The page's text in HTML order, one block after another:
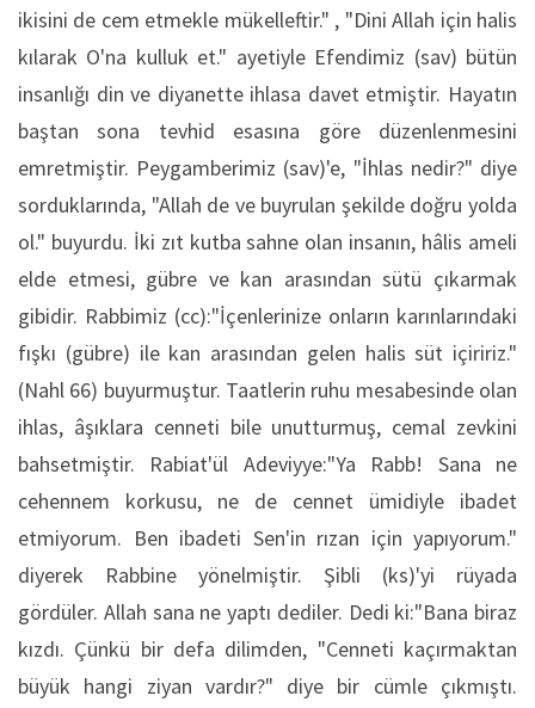
ikisini de cem etmekle mükelleftir." , "Dini Allah için halis
kılarak O'na kulluk et." ayetiyle Efendimiz (sav) bütün
insanlığı din ve diyanette ihlasa davet etmiştir. Hayatın
baştan sona tevhid esasına göre düzenlenmesini
emretmiştir. Peygamberimiz (sav)'e, "İhlas nedir?" diye
sorduklarında, "Allah de ve buyrulan şekilde doğru yolda
ol." buyurdu. İki zıt kutba sahne olan insanın, hâlis ameli
elde etmesi, gübre ve kan arasından sütü çıkarmak
gibidir. Rabbimiz (cc):"İçenlerinize onların karınlarındaki
fışkı (gübre) ile kan arasından gelen halis süt içiririz."
(Nahl 66) buyurmuştur. Taatlerin ruhu mesabesinde olan
ihlas, âşıklara cenneti bile unutturmuş, cemal zevkini
bahsetmiştir. Rabiat'ül Adeviyye:"Ya Rabb! Sana ne
cehennem korkusu, ne de cennet ümidiyle ibadet
etmiyorum. Ben ibadeti Sen'in rızan için yapıyorum."
diyerek Rabbine yönelmiştir. Şibli (ks)'yi rüyada
gördüler. Allah sana ne yaptı dediler. Dedi ki:"Bana biraz
kızdı. Çünkü bir defa dilimden, "Cenneti kaçırmaktan
büyük hangi ziyan vardır?" diye bir cümle çıkmıştı.